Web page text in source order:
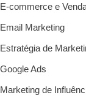
E-commerce e
Email Marketing
Estratégia de
Google Ads
Marketing de